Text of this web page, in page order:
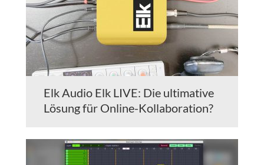
Elk Audio Elk LIVE: Die ultimative
Lösung für Online-Kollaboration?